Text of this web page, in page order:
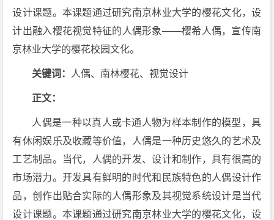
设计课题。本课题通过研究南京林业大学的樱花文化，设
计出融入樱花视觉特征的人偶形象——樱希人偶，宣传南
京林业大学的樱花校园文化。
关键词： 人偶、南林樱花、视觉设计
正文：
人偶是一种以真人或卡通人物为样本制作的模型，具
有休闲娱乐及收藏等价值，人偶是一种历史悠久的艺术及
工艺制品。当代，人偶的开发、设计和制作，具有很高的
市场潜力。开发具有鲜明的时代和民族特色的人偶设计作
品，创作出贴合实际的人偶形象及其视觉系统设计是当代
设计课题。本课题通过研究南京林业大学的樱花文化，设